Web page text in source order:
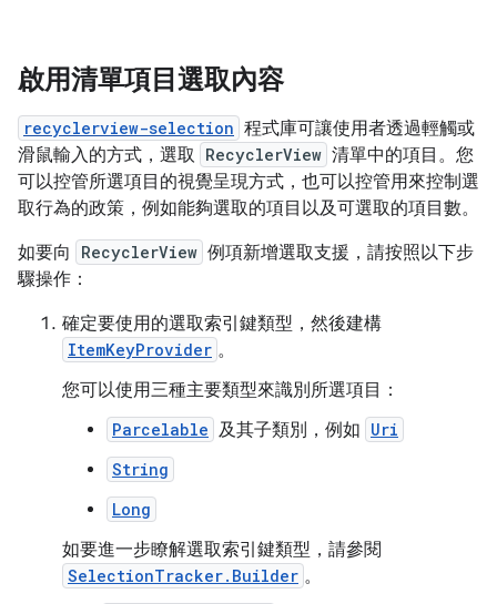
啟用清單項目選取內容
recyclerview-selection 程式庫可讓使用者透過輕觸或
滑鼠輸入的方式，選取 RecyclerView 清單中的項目。您
可以控管所選項目的視覺呈現方式，也可以控管用來控制選
取行為的政策，例如能夠選取的項目以及可選取的項目數。
如要向
RecyclerView 例項新增選取支援，請按照以下步
驟操作：
確定要使用的選取索引鍵類型，然後建構
ItemKeyProvider 。
您可以使用三種主要類型來識別所選項目：
Parcelable 及其子類別，例如 Uri
String
Long
如要進一步瞭解選取索引鍵類型，請參閱
SelectionTracker.Builder 。